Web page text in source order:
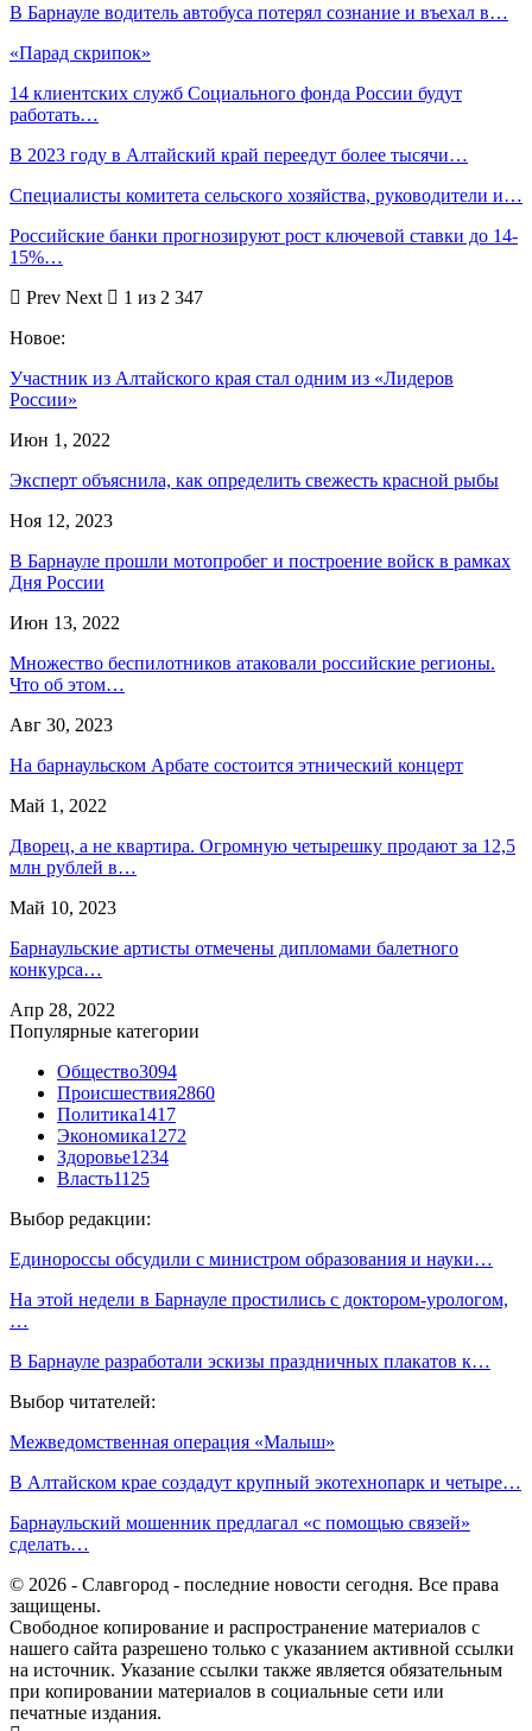
В Барнауле водитель автобуса потерял сознание и въехал в…
«Парад скрипок»
14 клиентских служб Социального фонда России будут
работать…
В 2023 году в Алтайский край переедут более тысячи…
Специалисты комитета сельского хозяйства, руководители и…
Российские банки прогнозируют рост ключевой ставки до 14-
15%…
Prev Next
1 из 2 347
Новое:
Участник из Алтайского края стал одним из «Лидеров
России»
Июн 1, 2022
Эксперт объяснила, как определить свежесть красной рыбы
Ноя 12, 2023
В Барнауле прошли мотопробег и построение войск в рамках
Дня России
Июн 13, 2022
Множество беспилотников атаковали российские регионы.
Что об этом…
Авг 30, 2023
На барнаульском Арбате состоится этнический концерт
Май 1, 2022
Дворец, а не квартира. Огромную четырешку продают за 12,5
млн рублей в…
Май 10, 2023
Барнаульские артисты отмечены дипломами балетного
конкурса…
Апр 28, 2022
Популярные категории
Общество3094
Происшествия2860
Политика1417
Экономика1272
Здоровье1234
Власть1125
Выбор редакции:
Единороссы обсудили с министром образования и науки…
На этой недели в Барнауле простились с доктором-урологом,
…
В Барнауле разработали эскизы праздничных плакатов к…
Выбор читателей:
Межведомственная операция «Малыш»
В Алтайском крае создадут крупный экотехнопарк и четыре…
Барнаульский мошенник предлагал «с помощью связей»
сделать…
© 2026 - Славгород - последние новости сегодня. Все права
защищены.
Свободное копирование и распространение материалов с
нашего сайта разрешено только с указанием активной ссылки
на источник. Указание ссылки также является обязательным
при копировании материалов в социальные сети или
печатные издания.